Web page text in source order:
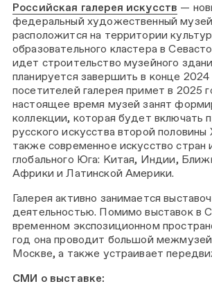
Российская галерея искусств —
федеральный художественный
расположится на территории
образовательного кластера в
идет строительство музейного
планируется завершить в конце
посетителей галерея примет в 2025
настоящее время музей занят
коллекции, которая будет включать
русского искусства второй половины
также современное искусство стран
глобального Юга: Китая, Индии,
Африки и Латинской Америки.
Галерея активно занимается
деятельностью. Помимо выставок в
временном экспозиционном
год она проводит большой
Москве, а также устраивает
СМИ о выставке: